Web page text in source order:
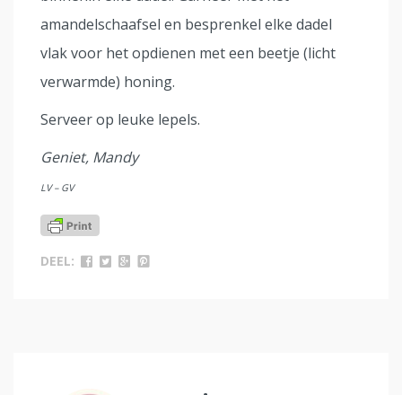
amandelschaafsel en besprenkel elke dadel
vlak voor het opdienen met een beetje (licht
verwarmde) honing.
Serveer op leuke lepels.
Geniet, Mandy
LV – GV
DEEL: